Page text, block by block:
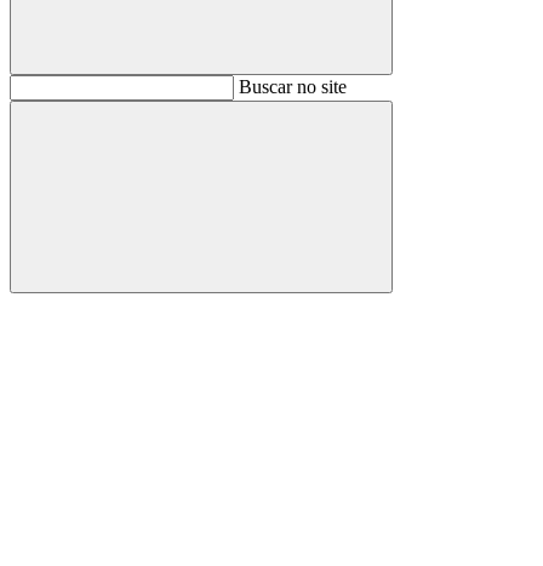
BuscarBuscar no site
Buscar